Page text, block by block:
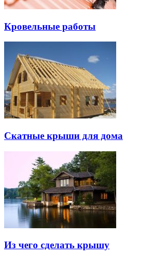
Кровельные работы
Скатные крыши для дома
Из чего сделать крышу